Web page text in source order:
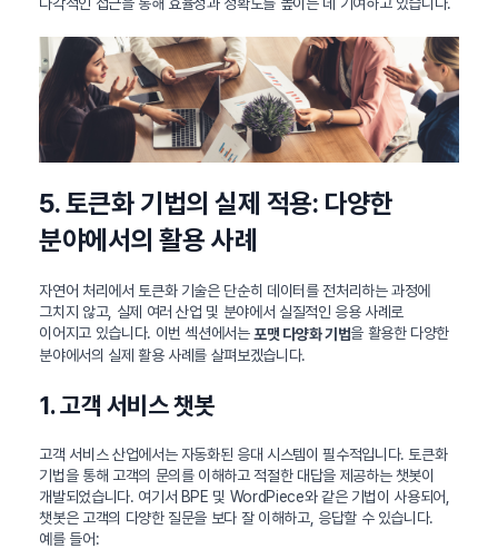
5. 토큰화 기법의 실제 적용: 다양한
분야에서의 활용 사례
자연어 처리에서 토큰화 기술은 단순히 데이터를 전처리하는 과정에
그치지 않고, 실제 여러 산업 및 분야에서 실질적인 응용 사례로
이어지고 있습니다. 이번 섹션에서는 포맷 다양화 기법을 활용한 다양한
분야에서의 실제 활용 사례를 살펴보겠습니다.
1. 고객 서비스 챗봇
고객 서비스 산업에서는 자동화된 응대 시스템이 필수적입니다. 토큰화
기법을 통해 고객의 문의를 이해하고 적절한 대답을 제공하는 챗봇이
개발되었습니다. 여기서 BPE 및 WordPiece와 같은 기법이 사용되어,
챗봇은 고객의 다양한 질문을 보다 잘 이해하고, 응답할 수 있습니다.
예를 들어: